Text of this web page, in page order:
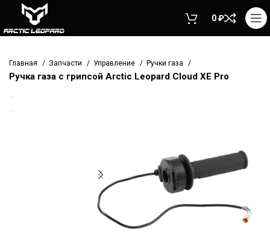
0₽
Главная Запчасти Управление Ручки газа
Ручка газа с грипсой Arctic Leopard Cloud XE Pro